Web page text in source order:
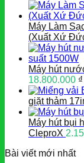
Máy Làm
(Xuất Xứ
Máy hút
18.800.000 ₫
giặt thảm
Máy hút bụi
CleproX
Bài viết mới nhất